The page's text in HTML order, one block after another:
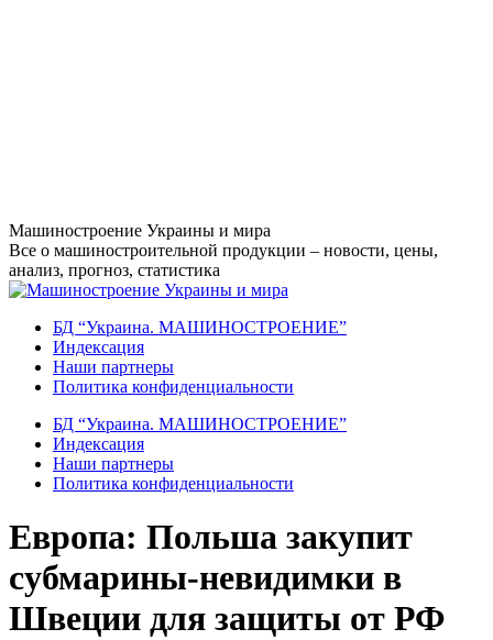
Перейти
к
содержанию
Машиностроение Украины и мира
Все о машиностроительной продукции – новости, цены,
анализ, прогноз, статистика
БД “Украина. МАШИНОСТРОЕНИЕ”
Индекcация
Наши партнеры
Политика конфиденциальности
БД “Украина. МАШИНОСТРОЕНИЕ”
Индекcация
Наши партнеры
Политика конфиденциальности
Европа: Польша закупит
субмарины-невидимки в
Швеции для защиты от РФ